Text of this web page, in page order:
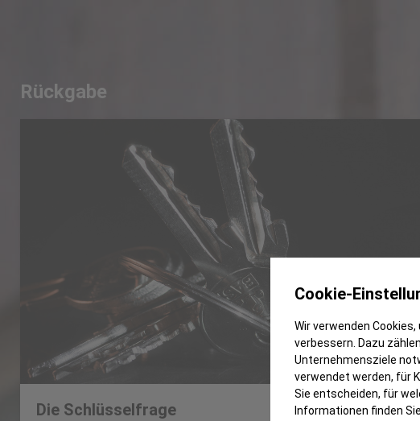
Rückgabe
Die Schlüsselfrage
Cookie-
Wir verwenden
verbessern. Dazu
Unternehmensziele
verwendet werden, für
Sie entscheiden, für
Informationen finden